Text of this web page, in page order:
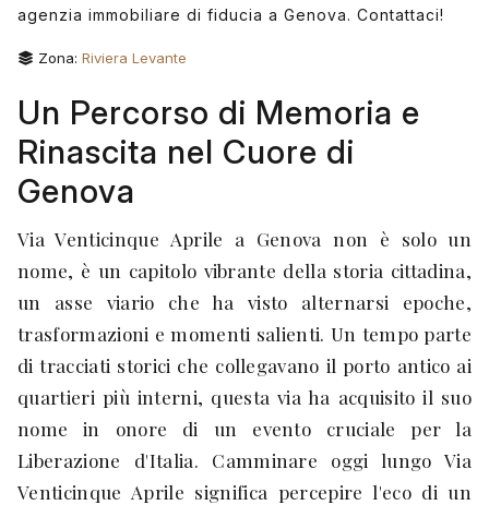
agenzia immobiliare di fiducia a Genova. Contattaci!
Zona: Riviera Levante
Un Percorso di Memoria e
Rinascita nel Cuore di
Genova
Via Venticinque Aprile a Genova non è solo un
nome, è un capitolo vibrante della storia cittadina,
un asse viario che ha visto alternarsi epoche,
trasformazioni e momenti salienti. Un tempo parte
di tracciati storici che collegavano il porto antico ai
quartieri più interni, questa via ha acquisito il suo
nome in onore di un evento cruciale per la
Liberazione d'Italia. Camminare oggi lungo Via
Venticinque Aprile significa percepire l'eco di un